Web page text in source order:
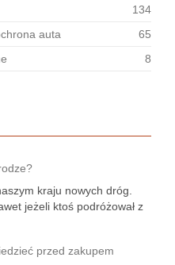
134
auta
65
8
kraju nowych dróg.
jeżeli ktoś podróżował z
przed zakupem